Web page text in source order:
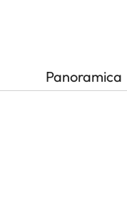
Panoramica